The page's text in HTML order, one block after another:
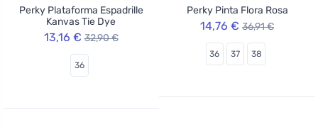
Perky Plataforma Espadrille
Kanvas Tie Dye
13,16 € 32,90 €
36
Perky Pinta Flora Rosa
14,76 € 36,91 €
36 37 38